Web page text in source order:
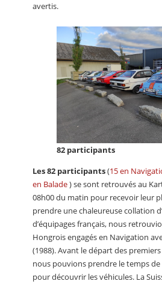
avertis.
82 participants
Les 82 participants(15 en
en Balade) se sont retrouvés au
08h00 du matin pour recevoir leur
prendre une chaleureuse collation
d’équipages français, nous
Hongrois engagés en Navigation
(1988). Avant le départ des
nous pouvions prendre le temps
pour découvrir les véhicules. La